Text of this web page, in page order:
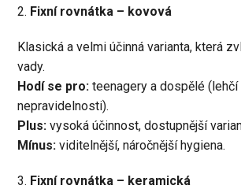
2. Fixní rovnátka – kovová
Klasická a velmi účinná varianta, která
vady.
Hodí se pro: teenagery a dospělé
nepravidelnosti).
Plus: vysoká účinnost, dostupnější
Mínus: viditelnější, náročnější hygiena.
3. Fixní rovnátka – keramická